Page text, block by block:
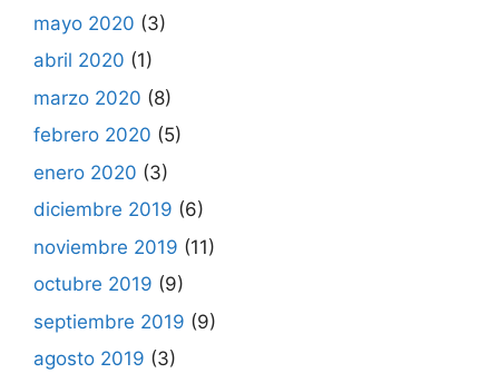
mayo 2020 (3)
abril 2020 (1)
marzo 2020 (8)
febrero 2020 (5)
enero 2020 (3)
diciembre 2019 (6)
noviembre 2019 (11)
octubre 2019 (9)
septiembre 2019 (9)
agosto 2019 (3)